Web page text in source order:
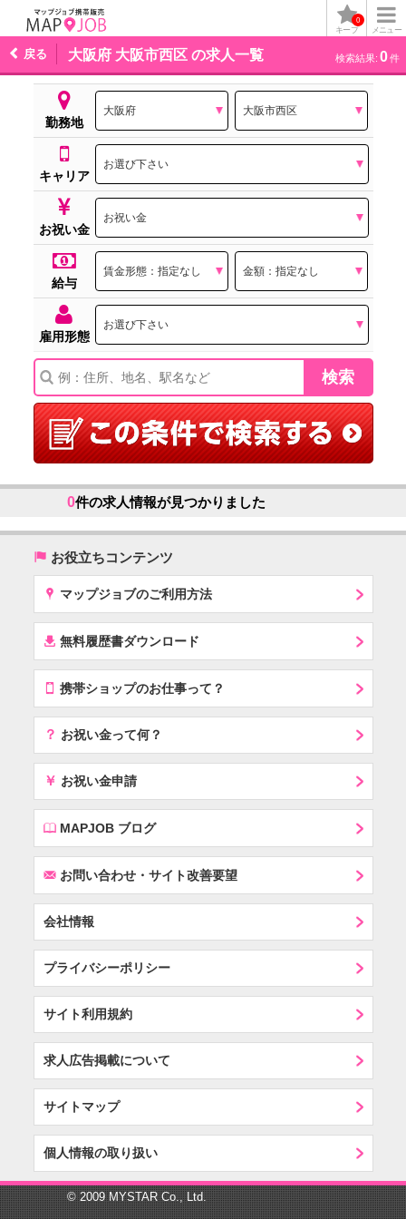
メニュー
キープ
0
大阪府 大阪市西区 の求人一覧
戻る 検索結果: 0件
勤務地
キャリア
お祝い金
給与
雇用形態
0件の求人情報が見つかりました
( お役立ちコンテンツ
x マップジョブのご利用方法
í 無料履歴書ダウンロード
T 携帯ショップのお仕事って？
？ お祝い金って何？
￥ お祝い金申請
EMAPJOB ブログ
Fお問い合わせ・サイト改善要望
会社情報
プライバシーポリシー
サイト利用規約
求人広告掲載について
サイトマップ
個人情報の取り扱い
© 2009 MYSTAR Co., Ltd.